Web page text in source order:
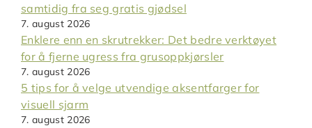
samtidig fra seg gratis gjødsel
7. august 2026
Enklere enn en skrutrekker: Det bedre verktøyet
for å fjerne ugress fra grusoppkjørsler
7. august 2026
5 tips for å velge utvendige aksentfarger for
visuell sjarm
7. august 2026